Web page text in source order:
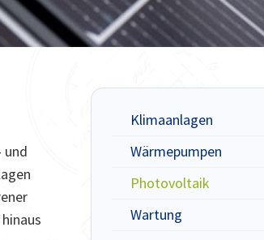
und
Klimaanlagen
Wärmepumpen
Photovoltaik
Wartung